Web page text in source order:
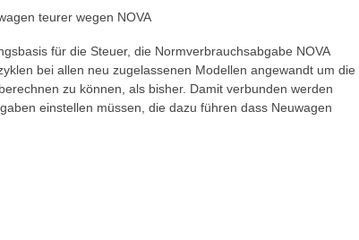
für die Steuer, die Normverbrauchsabgabe NOVA
bei allen neu zugelassenen Modellen angewandt um die
zu können, als bisher. Damit verbunden werden
einstellen müssen, die dazu führen dass Neuwagen